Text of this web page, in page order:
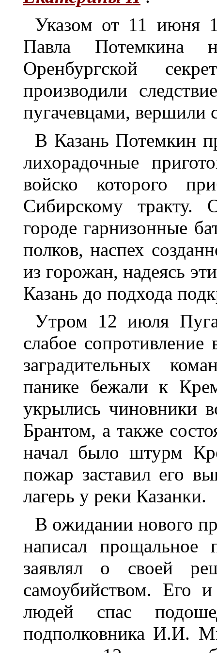
Указом от 11 июня
Павла Потемкина
Оренбургской
производили
пугачевцами, вершили
В Казань Потемкин
лихорадочные
войско которого
Сибирскому тракту.
городе гарнизонные
полков, наспех
из горожан, надеясь
Казань до подхода
Утром 12 июля
слабое
заградительных
панике бежали к
укрылись чиновники
Брантом, а также
начал было штурм
пожар заставил его
лагерь у реки Казанки.
В ожидании нового
написал прощальное
заявлял о своей
самоубийством. Его
людей спас
подполковника И.И.